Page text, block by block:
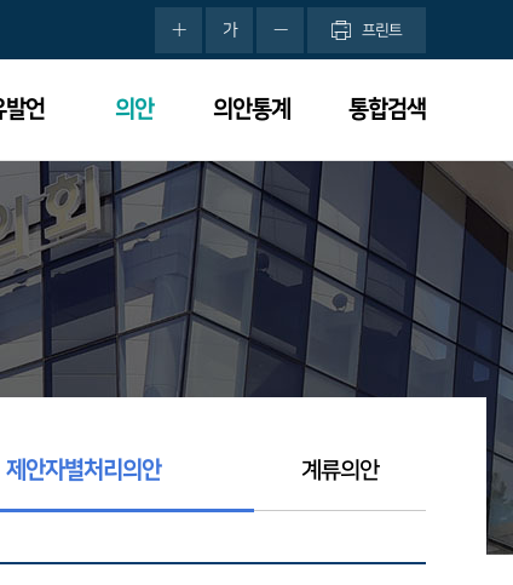
가 프린트
발언 의안 의안통계 통합검색
제안자별처리의안 계류의안